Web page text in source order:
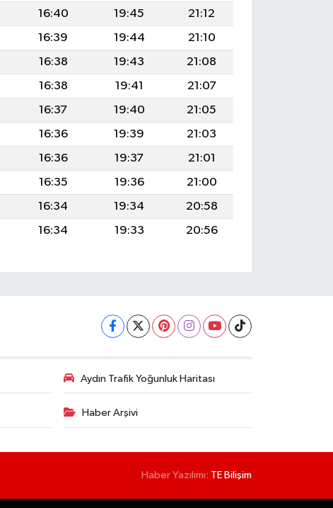
16:40 19:45
21:12
16:39 19:44
21:10
16:38 19:43
21:08
16:38 19:41
21:07
16:37 19:40
21:05
16:36 19:39
21:03
16:36 19:37
21:01
16:35 19:36
21:00
16:34 19:34
20:58
16:34 19:33 20:56
Aydın Trafik Yoğunluk Haritası
Haber Arşivi
Haber Yazılımı: TE Bilişim